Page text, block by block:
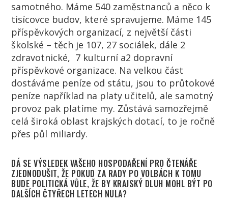
samotného. Máme 540 zaměstnanců a něco k
tisícovce budov, které spravujeme. Máme 145
příspěvkových organizací, z největší části
školské – těch je 107, 27 sociálek, dále 2
zdravotnické, 7 kulturní a2 dopravní
příspěvkové organizace. Na velkou část
dostáváme peníze od státu, jsou to průtokové
peníze například na platy učitelů, ale samotný
provoz pak platíme my. Zůstává samozřejmě
celá široká oblast krajských dotací, to je ročně
přes půl miliardy.
DÁ SE VÝSLEDEK VAŠEHO HOSPODAŘENÍ PRO ČTENÁŘE
ZJEDNODUŠIT, ŽE POKUD ZA RADY PO VOLBÁCH K TOMU
BUDE POLITICKÁ VŮLE, ŽE BY KRAJSKÝ DLUH MOHL BÝT PO
DALŠÍCH ČTYŘECH LETECH NULA?